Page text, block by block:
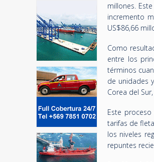
millones.
incremento
US$86,66
Como
entre los
términos
de unidades
Corea del
Este
tarifas de
los niveles
repuntes